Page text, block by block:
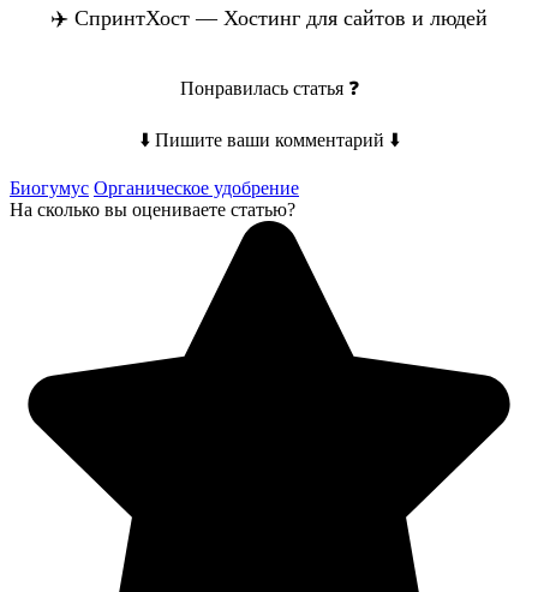
✈️ СпринтХост — Хостинг для сайтов и людей
Понравилась статья ❓
⬇️ Пишите ваши комментарий ⬇️
Биогумус Органическое удобрение
На сколько вы оцениваете статью?